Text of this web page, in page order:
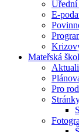
Úřední
E-
Mateřská
Pro